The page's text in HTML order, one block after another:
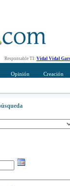
Responsable TI: Vidal Vidal
Opinión Creación